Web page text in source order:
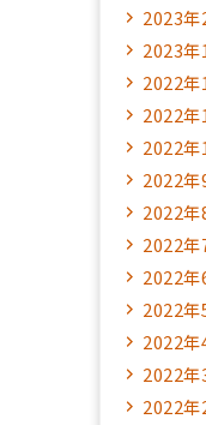
2023年
2023年
2022年
2022年
2022年
2022年
2022年
2022年
2022年
2022年
2022年
2022年
2022年